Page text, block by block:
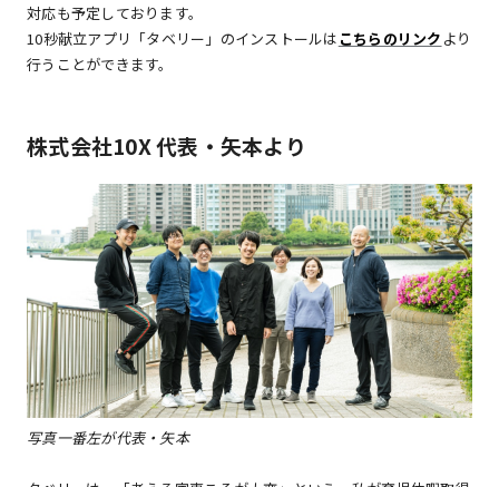
対応も予定しております。
10秒献立アプリ「タベリー」のインストールは こちらのリンク より
行うことができます。
株式会社10X 代表・矢本より
写真一番左が代表・矢本